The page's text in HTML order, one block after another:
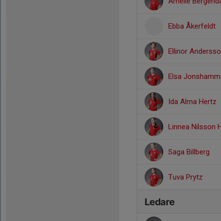
Ebba Åkerfeldt
Ellinor
Elsa
Ida Alma Hertz
Linnea Nilsson
Saga Billberg
Tuva Prytz
Ledare